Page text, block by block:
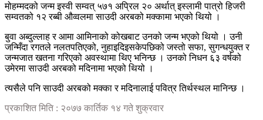
मोहम्मदको जन्म इस्वी सम्वत् ५७१ अप्रिल २० अर्थात् इस्लामी पात्रो हिजरी
सम्वतको १२ रब्बी औव्वलमा साउदी अरबको मक्कामा भएको थियो ।
बुवा अब्दुल्लाह र आमा आमिनाको कोखबाट उनको जन्म भएको थियो । उनी
जन्मिँदा रगतले नलतपतिएको, नुहाइदिइसकेपछिको जस्तो सफा, सुगन्धयुक्त र
जन्मजात खतना गरिएको अवस्थामा थिए भनिन्छ । उनको निधन ६३ वर्षको
उमेरमा साउदी अरबको मदिनामा भएको थियो ।
त्यसैले पनि साउदी अरबको मक्का र मदिनालाई पवित्र तिर्थस्थल मानिन्छ ।
प्रकाशित मिति : २०७७ कार्तिक १४ गते शुक्रवार